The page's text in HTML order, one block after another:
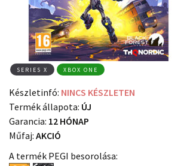
SERIES X XBOX ONE
Készletinfó: NINCS KÉSZLETEN
Termék állapota: ÚJ
Garancia: 12 HÓNAP
Műfaj: AKCIÓ
A termék PEGI besorolása: